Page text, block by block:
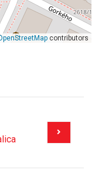
contributors